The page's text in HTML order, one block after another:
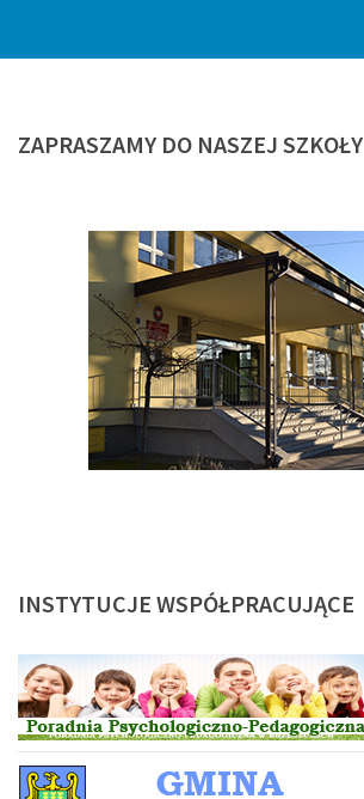
ZAPRASZAMY DO NASZEJ SZKOŁY
INSTYTUCJE WSPÓŁPRACUJĄCE